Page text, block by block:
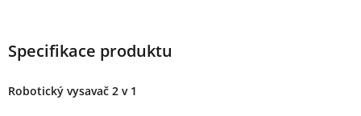
Specifikace produktu
Robotický vysavač 2 v 1